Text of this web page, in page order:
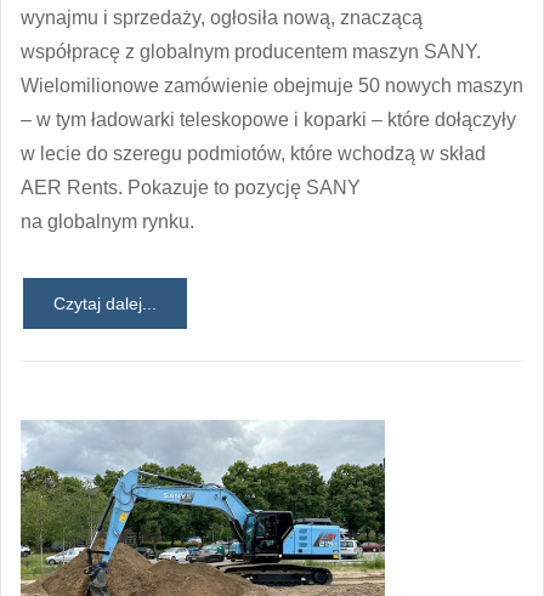
wynajmu i sprzedaży, ogłosiła nową, znaczącą
współpracę z globalnym producentem maszyn SANY.
Wielomilionowe zamówienie obejmuje 50 nowych maszyn
– w tym ładowarki teleskopowe i koparki – które dołączyły
w lecie do szeregu podmiotów, które wchodzą w skład
AER Rents. Pokazuje to pozycję SANY
na globalnym rynku.
Czytaj dalej...